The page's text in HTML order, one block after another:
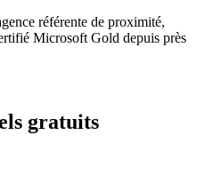
référente de proximité,
Microsoft Gold depuis près
gratuits